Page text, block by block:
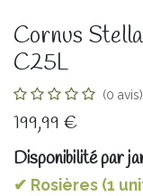
Cornus
C25L
(0 avis)
199,99 €
Disponibilité par
✔ Rosières (1